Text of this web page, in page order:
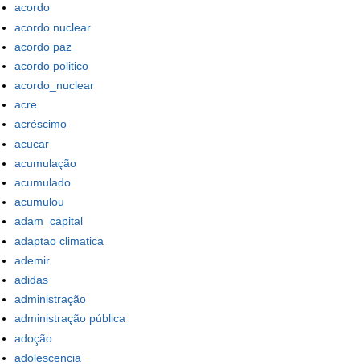
acordo
acordo nuclear
acordo paz
acordo politico
acordo_nuclear
acre
acréscimo
acucar
acumulação
acumulado
acumulou
adam_capital
adaptao climatica
ademir
adidas
administração
administração pública
adoção
adolescencia